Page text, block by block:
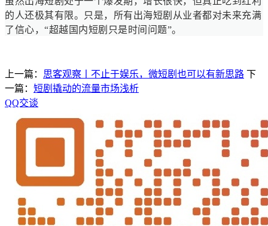
的人还极其有限。只是，所有出海短剧从业者都对未来充满
了信心，“超越国内短剧只是时间问题”。
上一篇： 思客观察丨不止于娱乐，微短剧也可以有新思路 下
一篇： 短剧撬动的流量市场浅析
QQ交谈